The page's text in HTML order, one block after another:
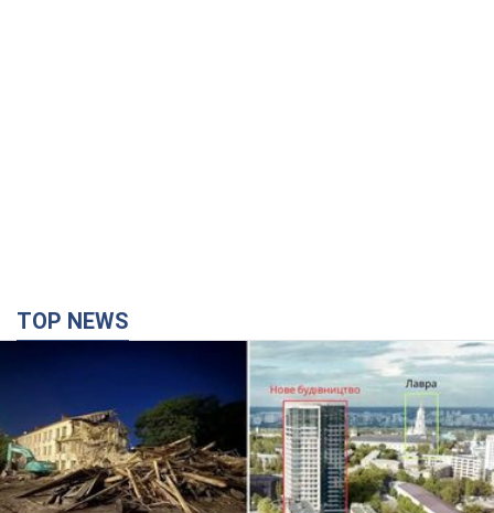
TOP NEWS